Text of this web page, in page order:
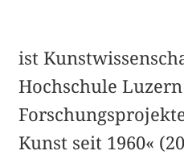
ist
Hochschule
Kunst seit 1960«